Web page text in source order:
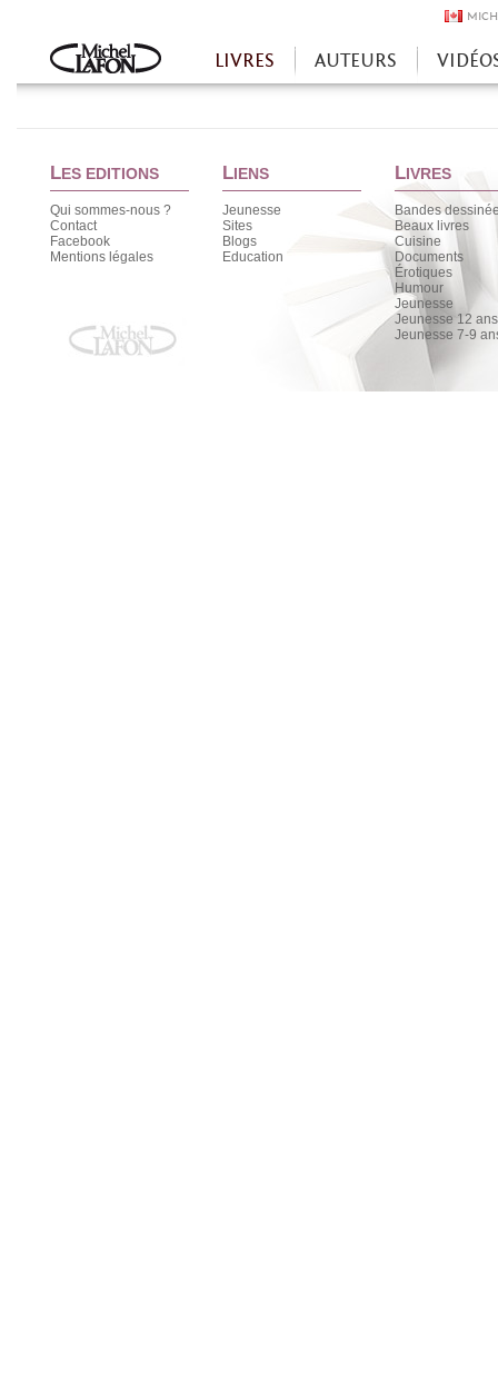
Accueil
LIVRES AUTEURS
LES EDITIONS
Qui sommes-nous ?
Contact
Facebook
Mentions légales
LIENS
Jeunesse
Sites
Blogs
Education
LIVRES
Bandes
Beaux livres
Cuisine
Documents
Érotiques
Humour
Jeunesse
Jeunesse 12
Jeunesse 7-9